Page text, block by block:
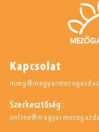
Kapcsolat
Szerkesztőség: